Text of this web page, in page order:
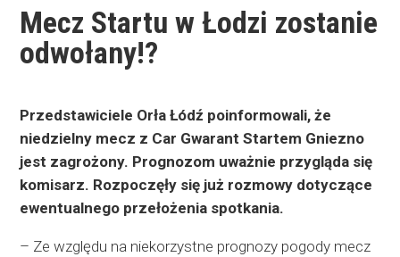
Mecz Startu w Łodzi zostanie
odwołany!?
Przedstawiciele Orła Łódź poinformowali, że
niedzielny mecz z Car Gwarant Startem Gniezno
jest zagrożony. Prognozom uważnie przygląda się
komisarz. Rozpoczęły się już rozmowy dotyczące
ewentualnego przełożenia spotkania.
– Ze względu na niekorzystne prognozy pogody mecz